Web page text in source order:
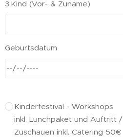
3.Kind (Vor- & Zuname)
Geburtsdatum
Kinderfestival - Workshops
inkl. Lunchpaket und Auftritt /
Zuschauen inkl. Catering 50€